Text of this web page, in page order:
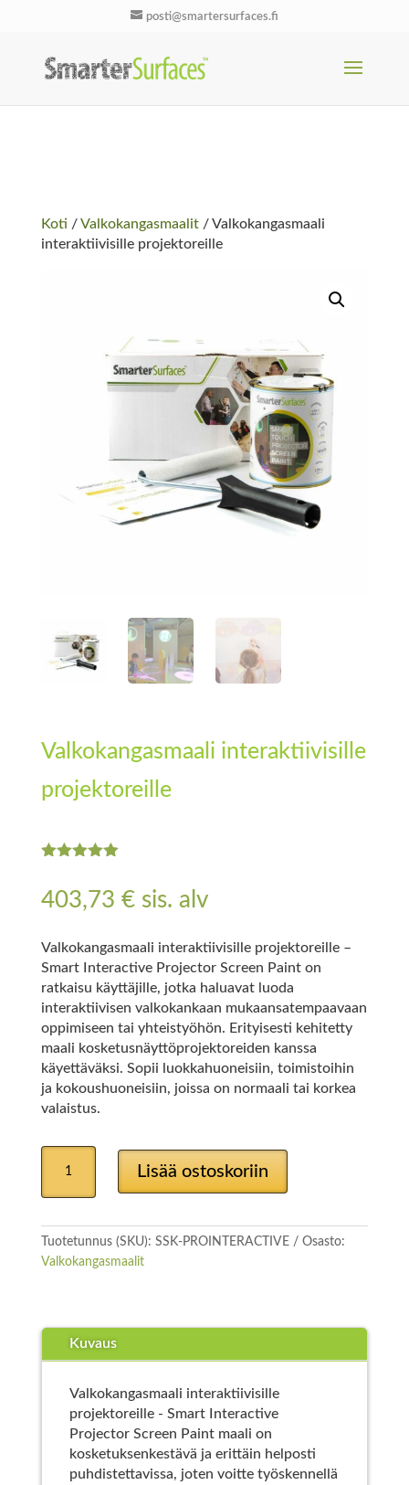
posti@smartersurfaces.fi
Koti /Valkokangasmaalit/ Valkokangasmaali
interaktiivisille projektoreille
Valkokangasmaali interaktiivisille
projektoreille
perustuen
asiakkaan
n.
403,73 € sis. alv
Valkokangasmaali interaktiivisille projektoreille –
Smart Interactive Projector Screen Paint on
ratkaisu käyttäjille, jotka haluavat luoda
interaktiivisen valkokankaan mukaansatempaavaan
oppimiseen tai yhteistyöhön. Erityisesti kehitetty
maali kosketusnäyttöprojektoreiden kanssa
käyettäväksi. Sopii luokkahuoneisiin, toimistoihin
ja kokoushuoneisiin, joissa on normaali tai korkea
valaistus.
Valkokangasmaali
interaktiivisille
projektoreille
Lisää ostoskoriin
Tuotetunnus (SKU): SSK-PROINTERACTIVE
Osasto:
Valkokangasmaalit
Kuvaus
Valkokangasmaali interaktiivisille
projektoreille - Smart Interactive
Projector Screen Paint maali on
kosketuksenkestävä ja erittäin helposti
puhdistettavissa, joten voitte työskennellä